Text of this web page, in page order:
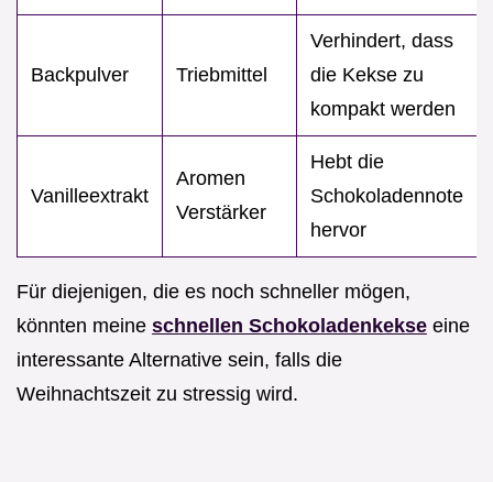
Backpulver Triebmittel
Verhindert, dass
die Kekse zu
kompakt werden
Vanilleextrakt
Aromen
Verstärker
Hebt die
Schokoladennote
hervor
Für diejenigen, die es noch schneller mögen,
könnten meine schnellen Schokoladenkekse eine
interessante Alternative sein, falls die
Weihnachtszeit zu stressig wird.